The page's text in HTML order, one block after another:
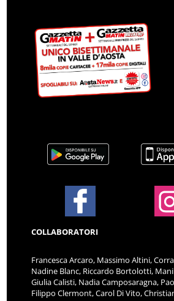
COLLABORATORI
Francesca Arcaro, Massimo Altini,
Nadine Blanc, Riccardo Bortolotti,
Giulia Calisti, Nadia Camposaragna,
Filippo Clermont, Carol Di Vito,